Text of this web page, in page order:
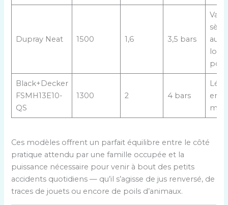
Dupray Neat 1500 1,6 3,5 bars
Black+Decker
FSMH13E10-
QS
1300 2 4 bars
en
Ces modèles offrent un parfait équilibre entre le côté
pratique attendu par une famille occupée et la
puissance nécessaire pour venir à bout des petits
accidents quotidiens — qu’il s’agisse de jus renversé, de
traces de jouets ou encore de poils d’animaux.